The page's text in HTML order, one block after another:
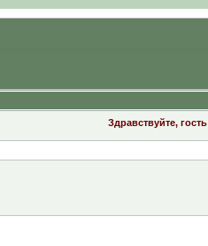
Здравствуйте, гость